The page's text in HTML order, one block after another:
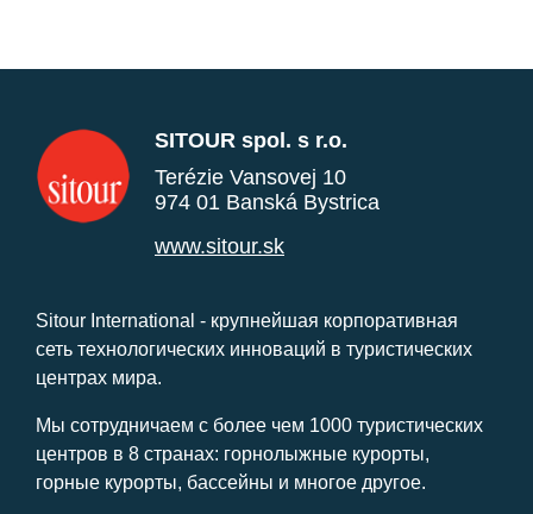
SITOUR spol. s r.o.
Terézie Vansovej 10
974 01 Banská Bystrica
www.sitour.sk
Sitour International - крупнейшая корпоративная
сеть технологических инноваций в туристических
центрах мира.
Мы сотрудничаем с более чем 1000 туристических
центров в 8 странах: горнолыжные курорты,
горные курорты, бассейны и многое другое.